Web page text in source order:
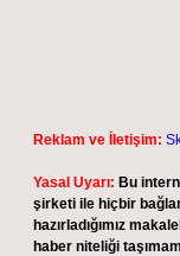
Reklam ve İletişim:
Yasal Uyarı: Bu
şirketi ile hiçbir
hazırladığımız
haber niteliği